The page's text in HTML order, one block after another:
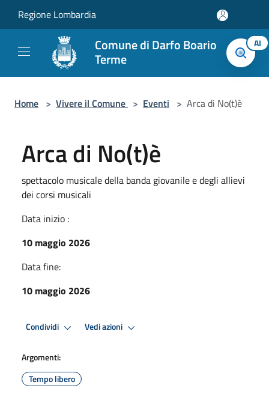
Regione Lombardia
Comune di Darfo Boario
Terme
AI
Home > Vivere il Comune > Eventi > Arca di No(t)è
Arca di No(t)è
spettacolo musicale della banda giovanile e degli allievi
dei corsi musicali
Data inizio :
10 maggio 2026
Data fine:
10 maggio 2026
Condividi Vedi azioni
Argomenti:
Tempo libero